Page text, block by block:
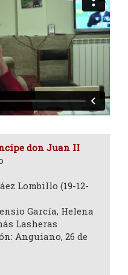
don Juan II
Lombillo (19-12-
García, Helena
Lasheras
Anguiano, 26 de